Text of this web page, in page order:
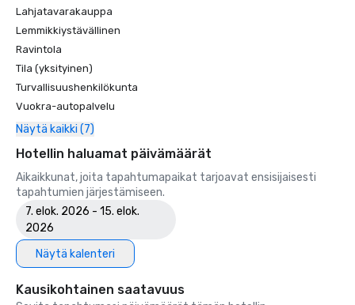
•	Travelers’ Choice Awards -  Best of the Best
•	Destination I Do – One of the 6 Best LGBTQ+ Wedding
Destinations in US (top listing)
•	Insidehook – Best Hotel Bar in SF
•	SF Travel – Top Rated Luxury Hotels in SF
•	Timeout – One of the Best Luxury Hotels in SF
2023
•	Conde Nast Traveller Top Hotel
Lahjatavarakauppa
Lemmikkiystävällinen
Ravintola
Tila (yksityinen)
Turvallisuushenkilökunta
Vuokra-autopalvelu
Näytä kaikki (7)
Hotellin haluamat päivämäärät
Aikaikkunat, joita tapahtumapaikat tarjoavat ensisijaisesti
tapahtumien järjestämiseen.
7. elok. 2026 - 15. elok.
2026
Näytä kalenteri
Kausikohtainen saatavuus